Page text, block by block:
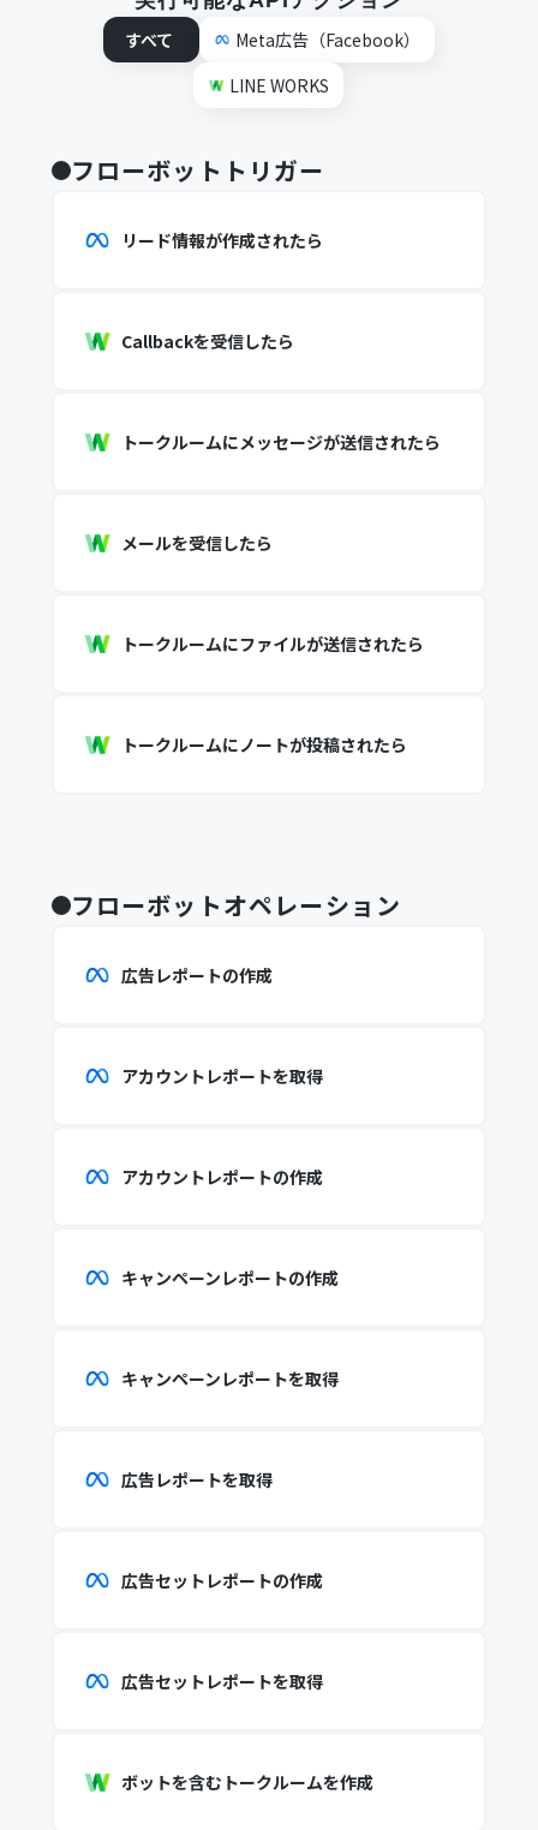
すべて
Meta広告（Facebook）
LINE WORKS
フローボットトリガー
リード情報が作成されたら
Callbackを受信したら
トークルームにメッセージが送信されたら
メールを受信したら
トークルームにファイルが送信されたら
トークルームにノートが投稿されたら
フローボットオペレーション
広告レポートの作成
アカウントレポートを取得
アカウントレポートの作成
キャンペーンレポートの作成
キャンペーンレポートを取得
広告レポートを取得
広告セットレポートの作成
広告セットレポートを取得
ボットを含むトークルームを作成